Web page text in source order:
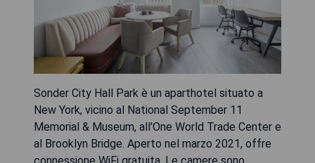
Sonder City Hall Park è un aparthotel situato a
New York, vicino al National September 11
Memorial & Museum, all'One World Trade Center e
al Brooklyn Bridge. Aperto nel marzo 2021, offre